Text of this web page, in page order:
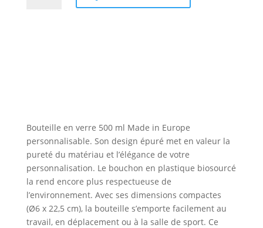
Bouteille en verre 500 ml Made in Europe
personnalisable. Son design épuré met en valeur la
pureté du matériau et l’élégance de votre
personnalisation. Le bouchon en plastique biosourcé
la rend encore plus respectueuse de
l’environnement. Avec ses dimensions compactes
(Ø6 x 22,5 cm), la bouteille s’emporte facilement au
travail, en déplacement ou à la salle de sport. Ce